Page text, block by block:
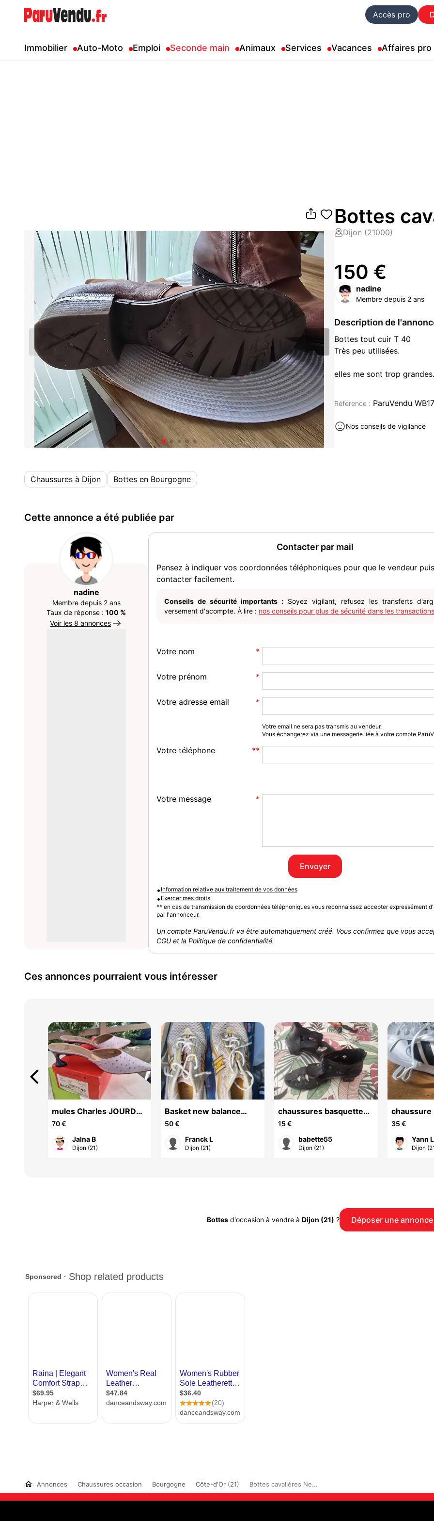
Accès pro
Immobilier Auto-Moto Emploi Seconde main Animaux Services Vacances Affaires pro
Bottes
Dijon (21000)
150 €
nadine
Membre depuis 2 ans
Description de
Bottes tout cuir T 40
Très peu utilisées.
elles me sont trop grandes.
Chaussures neuf à vendre à
Référence : ParuVendu
Nos conseils de vigilance
Chaussures à Dijon Bottes en Bourgogne
Cette annonce a été publiée par
nadine
Membre depuis 2 ans
Taux de réponse : 100 %
Voir les 8 annonces
Contacter par mail
Pensez à indiquer vos coordonnées téléphoniques pour que le vendeur
contacter facilement.
Conseils de sécurité importants : Soyez vigilant, refusez les transferts
versement d'acompte. À lire : nos conseils pour plus de sécurité dans les
Votre nom
Votre prénom
Votre adresse email
Votre email ne sera pas transmis au vendeur.
Vous échangerez via une messagerie liée à votre compte
Votre téléphone
Votre message
Envoyer
• Information relative aux traitement de vos données
• Exercer mes droits
** en cas de transmission de coordonnées téléphoniques vous reconnaissez accepter expressément
par l'annonceur.
Un compte ParuVendu.fr va être automatiquement créé. Vous confirmez que vous
CGU et la Politique de confidentialité.
Ces annonces pourraient vous intéresser
mules Charles JOURDAN
taille 40 état neuf en cuir
d'autruche
70 €
Jalna B
Dijon (21)
Basket new balance
taille 43
50 €
Franck L
Dijon (21)
chaussures basquettes
femme
15 €
babette55
Dijon (21)
chaussure
adidas
35 €
Yann L
Dijon
arrow_back_ios
Bottesd'occasion à vendre à Dijon (21) ? Déposer une annonce
Annonces Chaussures occasion Bourgogne Côte-d'Or (21) Bottes cavalières Ne...